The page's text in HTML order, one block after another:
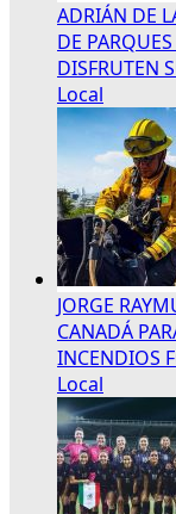
ADRIÁN DE
DE
DISFRUTEN
Local
JORGE
CANADÁ
INCENDIOS
Local